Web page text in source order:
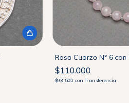
Rosa Cuarzo N° 6
$110.000
$93.500 con Transferencia